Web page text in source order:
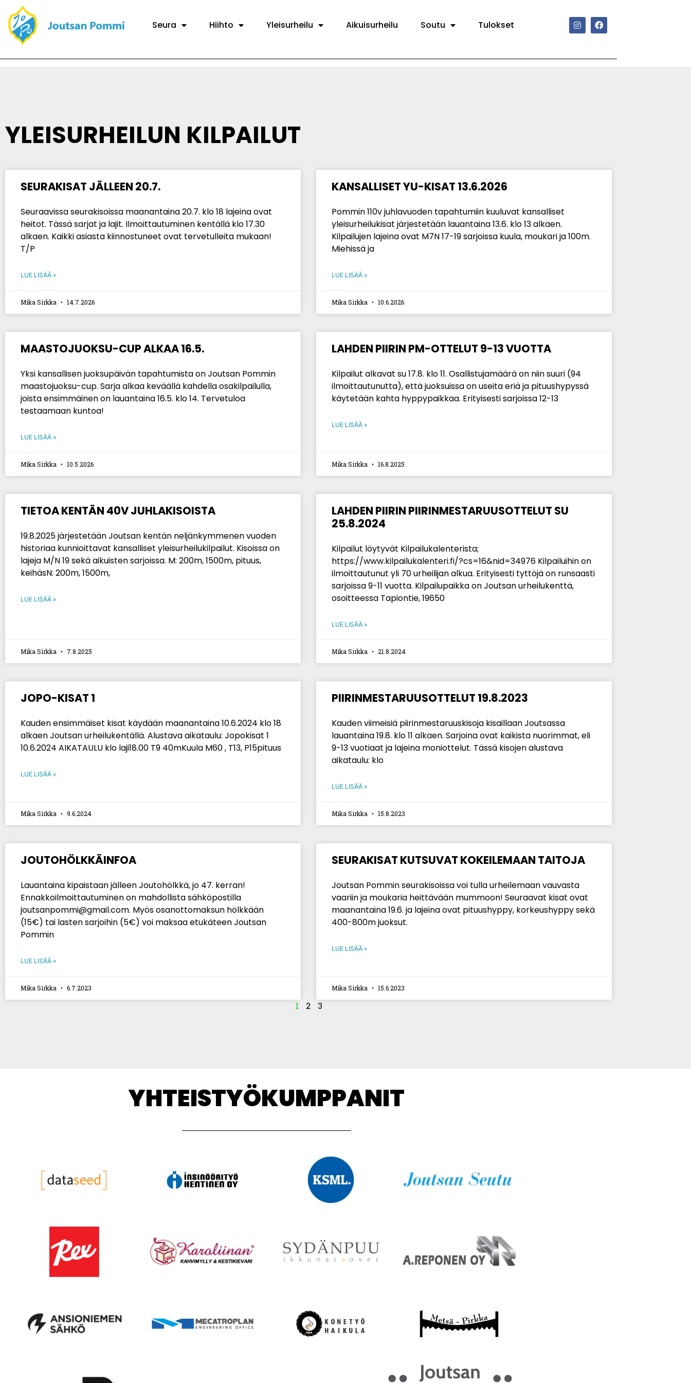
Seura Hiihto Yleisurheilu Aikuisurheilu Soutu Tulokset
YLEISURHEILUN KILPAILUT
SEURAKISAT JÄLLEEN 20.7.
Seuraavissa seurakisoissa maanantaina 20.7. klo 18 lajeina ovat
heitot. Tässä sarjat ja lajit. Ilmoittautuminen kentällä klo 17.30
alkaen. Kaikki asiasta kiinnostuneet ovat tervetulleita mukaan!
T/P
LUE LISÄÄ »
Mika Sirkka 14.7.2026
KANSALLISET YU-KISAT 13.6.2026
Pommin 110v juhlavuoden tapahtumiin kuuluvat kansalliset
yleisurheilukisat järjestetään lauantaina 13.6. klo 13 alkaen.
Kilpailujen lajeina ovat M7N 17-19 sarjoissa kuula, moukari ja 100m.
Miehissä ja
LUE LISÄÄ »
Mika Sirkka 10.6.2026
MAASTOJUOKSU-CUP ALKAA 16.5.
Yksi kansallisen juoksupäivän tapahtumista on Joutsan Pommin
maastojuoksu-cup. Sarja alkaa keväällä kahdella osakilpailulla,
joista ensimmäinen on lauantaina 16.5. klo 14. Tervetuloa
testaamaan kuntoa!
LUE LISÄÄ »
Mika Sirkka 10.5.2026
LAHDEN PIIRIN PM-OTTELUT 9-13 VUOTTA
Kilpailut alkavat su 17.8. klo 11. Osallistujamäärä on niin suuri (94
ilmoittautunutta), että juoksuissa on useita eriä ja pituushypyssä
käytetään kahta hyppypaikkaa. Erityisesti sarjoissa 12-13
LUE LISÄÄ »
Mika Sirkka 16.8.2025
TIETOA KENTÄN 40V JUHLAKISOISTA
19.8.2025 järjestetään Joutsan kentän neljänkymmenen vuoden
historiaa kunnioittavat kansalliset yleisurheilukilpailut. Kisoissa on
lajeja M/N 19 sekä aikuisten sarjoissa. M: 200m, 1500m, pituus,
keihäsN: 200m, 1500m,
LUE LISÄÄ »
Mika Sirkka 7.8.2025
LAHDEN PIIRIN PIIRINMESTARUUSOTTELUT SU
25.8.2024
Kilpailut löytyvät Kilpailukalenterista;
https://www.kilpailukalenteri.fi/?cs=16&nid=34976 Kilpailuihin on
ilmoittautunut yli 70 urheilijan alkua. Erityisesti tyttöjä on runsaasti
sarjoissa 9-11 vuotta. Kilpailupaikka on Joutsan urheilukenttä,
osoitteessa Tapiontie, 19650
LUE LISÄÄ »
Mika Sirkka 21.8.2024
JOPO-KISAT 1
Kauden ensimmäiset kisat käydään maanantaina 10.6.2024 klo 18
alkaen Joutsan urheilukentällä. Alustava aikataulu: Jopokisat 1
10.6.2024 AIKATAULU klo laji18.00 T9 40mKuula M60 , T13, P15pituus
LUE LISÄÄ »
Mika Sirkka 9.6.2024
PIIRINMESTARUUSOTTELUT 19.8.2023
Kauden viimeisiä piirinmestaruuskisoja kisaillaan Joutsassa
lauantaina 19.8. klo 11 alkaen. Sarjoina ovat kaikista nuorimmat, eli
9-13 vuotiaat ja lajeina moniottelut. Tässä kisojen alustava
aikataulu: klo
LUE LISÄÄ »
Mika Sirkka 15.8.2023
JOUTOHÖLKKÄINFOA
Lauantaina kipaistaan jälleen Joutohölkkä, jo 47. kerran!
Ennakkoilmoittautuminen on mahdollista sähköpostilla
joutsanpommi@gmail.com. Myös osanottomaksun hölkkään
(15€) tai lasten sarjoihin (5€) voi maksaa etukäteen Joutsan
Pommin
LUE LISÄÄ »
Mika Sirkka 6.7.2023
SEURAKISAT KUTSUVAT KOKEILEMAAN TAITOJA
Joutsan Pommin seurakisoissa voi tulla urheilemaan vauvasta
vaariin ja moukaria heittävään mummoon! Seuraavat kisat ovat
maanantaina 19.6. ja lajeina ovat pituushyppy, korkeushyppy sekä
400-800m juoksut.
LUE LISÄÄ »
Mika Sirkka 15.6.2023
1 2 3
YHTEISTYÖKUMPPANIT